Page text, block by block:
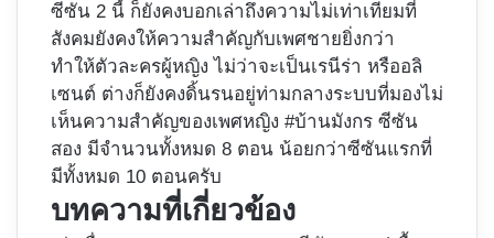
ซีซัน 2 นี้ ก็ยังคงบอกเล่าถึงความไม่เท่าเทียมที่
สังคมยังคงให้ความสำคัญกับเพศชายยิ่งกว่า
ทำให้ตัวละครผู้หญิง ไม่ว่าจะเป็นเรนีร่า หรืออลิ
เซนต์ ต่างก็ยังคงดิ้นรนอยู่ท่ามกลางระบบที่มองไม่
เห็นความสำคัญของเพศหญิง #บ้านมังกร ซีซัน
สอง มีจำนวนทั้งหมด 8 ตอน น้อยกว่าซีซันแรกที่
มีทั้งหมด 10 ตอนครับ
บทความที่เกี่ยวข้อง